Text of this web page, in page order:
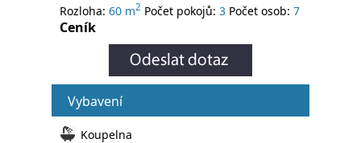
Rozloha: 60 m2 Počet pokojů: 3 Počet osob: 7
Ceník
Vybavení
Koupelna